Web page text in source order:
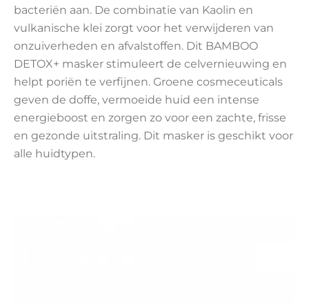
bacteriën aan. De combinatie van Kaolin en
vulkanische klei zorgt voor het verwijderen van
onzuiverheden en afvalstoffen. Dit BAMBOO
DETOX+ masker stimuleert de celvernieuwing en
helpt poriën te verfijnen. Groene cosmeceuticals
geven de doffe, vermoeide huid een intense
energieboost en zorgen zo voor een zachte, frisse
en gezonde uitstraling. Dit masker is geschikt voor
alle huidtypen.